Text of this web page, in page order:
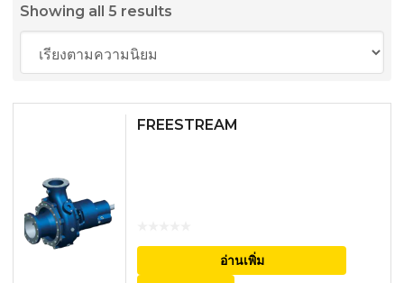
Showing all 5 results
by
FREESTREAM
อ่านเพิ่ม